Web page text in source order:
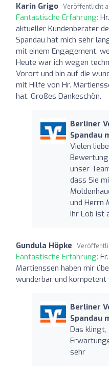
Karin Grigo Veröffentlicht
Fantastische Erfahrung:
aktueller Kundenberater
Spandau hat mich sehr
mit einem Engagement,
Heute war ich wegen
Vorort und bin auf die
mit Hilfe von Hr.
hat. Großes Dankeschön.
Berliner
Spandau
Vielen
unser
dass Sie
und Herrn
Ihr Lob ist
Gundula Höpke
Fantastische Erfahrung:
Martienssen haben mir
wunderbar und
Berliner
Spandau
Das
sehr